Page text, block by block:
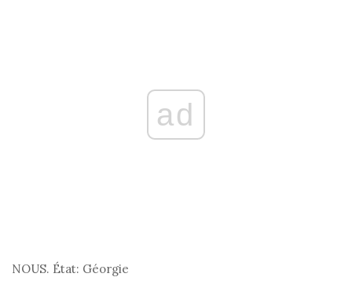
ad
NOUS. État: Géorgie